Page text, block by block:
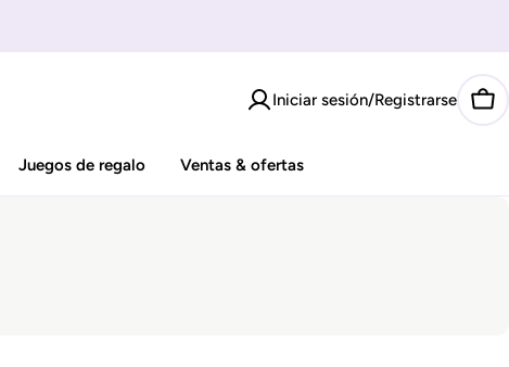
Iniciar sesión/Registrarse
Juegos de regalo Ventas & ofertas